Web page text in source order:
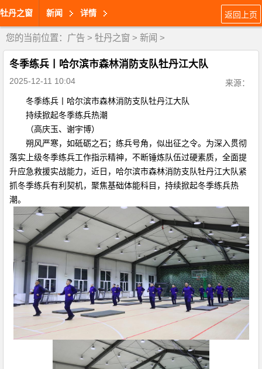
牡丹之窗 新闻 详情 返回上页
您的当前位置： 广告 > 牡丹之窗 > 新闻 >
冬季练兵丨哈尔滨市森林消防支队牡丹江大队
2025-12-11 10:04
来源：
冬季练兵丨哈尔滨市森林消防支队牡丹江大队
持续掀起冬季练兵热潮
（高庆玉、谢宇博）
朔风严寒，如砥砺之石；练兵号角，似出征之令。为深入贯彻
落实上级冬季练兵工作指示精神，不断锤炼队伍过硬素质，全面提
升应急救援实战能力，近日，哈尔滨市森林消防支队牡丹江大队紧
抓冬季练兵有利契机，聚焦基础体能科目，持续掀起冬季练兵热
潮。